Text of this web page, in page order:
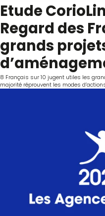
Etude
Regard des
grands
8 Français sur 10 jugent utiles les
majorité réprouvent les modes